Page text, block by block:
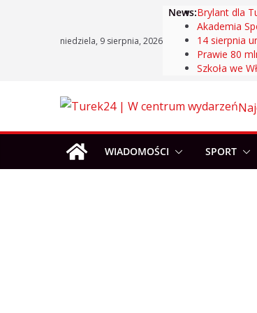
niedziela, 9 sierpnia, 2026
News:Brylant dla
Akademia
14 sierpnia
Prawie 80
Szkoła we
WIADOMOŚCI SPORT